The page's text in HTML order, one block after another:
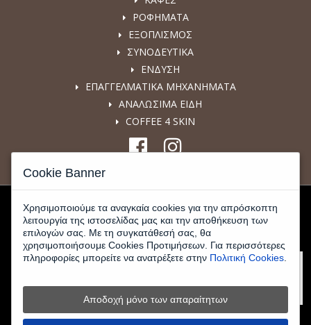
ΡΟΦΗΜΑΤΑ
ΕΞΟΠΛΙΣΜΟΣ
ΣΥΝΟΔΕΥΤΙΚΑ
ΕΝΔΥΣΗ
ΕΠΑΓΓΕΛΜΑΤΙΚΑ ΜΗΧΑΝΗΜΑΤΑ
ΑΝΑΛΩΣΙΜΑ ΕΙΔΗ
COFFEE 4 SKIN
© 2026 www.kafeemporiki-shop.gr - All Rights Reserved |Κατασκευή
Cookie Banner
Χρησιμοποιούμε τα αναγκαία cookies για την απρόσκοπτη
λειτουργία της ιστοσελίδας μας και την αποθήκευση των
επιλογών σας. Με τη συγκατάθεσή σας, θα
χρησιμοποιήσουμε Cookies Προτιμήσεων. Για περισσότερες
πληροφορίες μπορείτε να ανατρέξετε στην Πολιτική Cookies.
Αποδοχή μόνο των απαραίτητων